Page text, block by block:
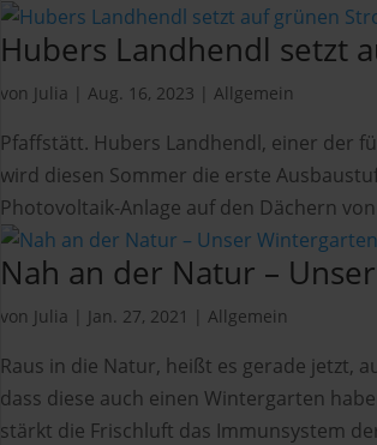
Hubers Landhendl setzt
von Julia |Aug. 16, 2023 |Allgemein
Pfaffstätt. Hubers Landhendl, einer der
wird diesen Sommer die erste
Photovoltaik-Anlage auf den Dächern
Nah an der Natur –
von Julia | Jan. 27, 2021 |Allgemein
Raus in die Natur, heißt es gerade jetzt,
dass diese auch einen Wintergarten
stärkt die Frischluft das Immunsystem